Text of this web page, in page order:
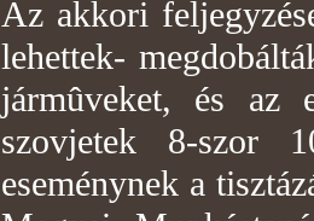
Az akkori
lehettek-
jármûveket, és az
szovjetek 8-szor
eseménynek a